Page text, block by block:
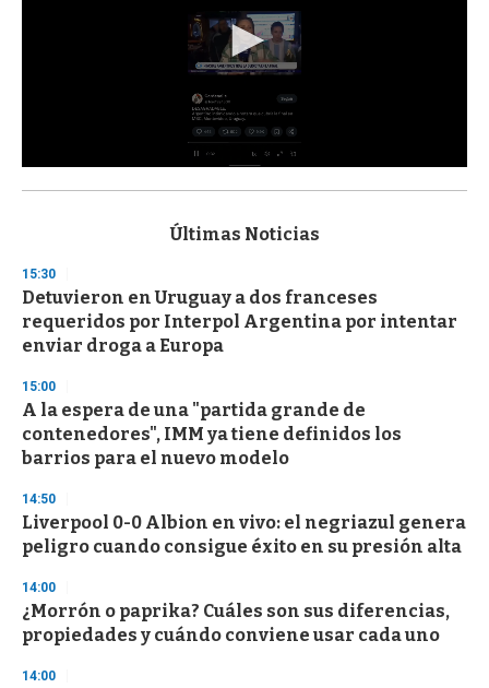
s
d
s
o
f
3
s
e
c
o
n
Últimas Noticias
15:30
Detuvieron en Uruguay a dos franceses
requeridos por Interpol Argentina por intentar
enviar droga a Europa
15:00
A la espera de una "partida grande de
contenedores", IMM ya tiene definidos los
barrios para el nuevo modelo
14:50
Liverpool 0-0 Albion en vivo: el negriazul genera
peligro cuando consigue éxito en su presión alta
14:00
¿Morrón o paprika? Cuáles son sus diferencias,
propiedades y cuándo conviene usar cada uno
14:00